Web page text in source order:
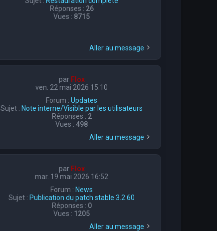
Réponses : 26
Vues : 8715
Aller au message
par Flox
ven. 22 mai 2026 15:10
Forum :Updates
Sujet : Note interne/Visible par les utilisateurs
Réponses : 2
Vues :498
Aller au message
par Flox
mar. 19 mai 2026 16:52
Forum : News
Sujet : Publication du patch stable 3.2.60
Réponses : 0
Vues : 1205
Aller au message